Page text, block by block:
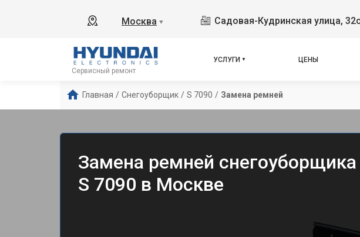
Москва ▼ Садовая-Кудринская улица,
Сервисный ремонт
УСЛУГИ ЦЕНЫ
Главная / Снегоуборщик / S 7090 / Замена ремней
Замена ремней снегоуборщика
S 7090 в Москве